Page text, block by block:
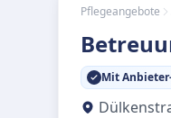
Pflegeangebote
Mit